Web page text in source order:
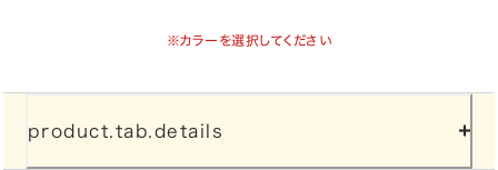
※カラーを選択してください
product.tab.details